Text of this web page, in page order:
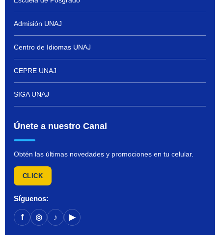
Admisión UNAJ
Centro de Idiomas UNAJ
CEPRE UNAJ
SIGA UNAJ
Únete a nuestro Canal
Obtén las últimas novedades y promociones en tu celular.
CLICK
Síguenos:
f ◎ ♪ ▶